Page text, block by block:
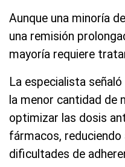
Aunque una minoría
una remisión
mayoría requiere
La especialista
la menor cantidad de
optimizar las dosis
fármacos,
dificultades de